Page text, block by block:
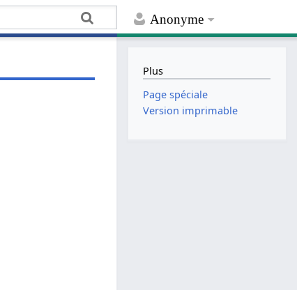
Anonyme
Plus
Page spéciale
Version imprimable